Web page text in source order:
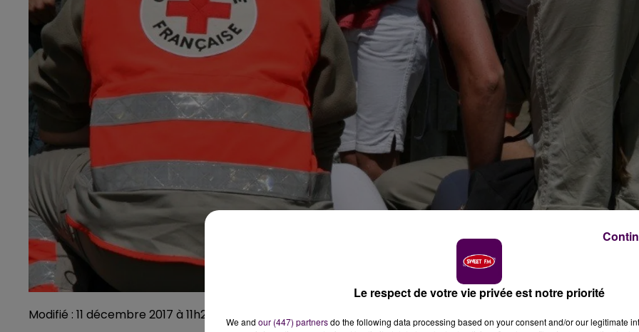
Modifié : 11 décembre 2017 à 11h20 par Emilien Borderie
Le respect de votre vie privée est notre priorité
We and our (447) partnersdo the following data processing based on your consent and/or our legitimate